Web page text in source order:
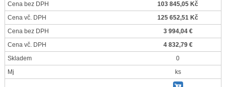
Cena bez DPH
103 845,05 Kč
Cena vč. DPH
125 652,51 Kč
Cena bez DPH
3 994,04 €
Cena vč. DPH
4 832,79 €
Skladem
0
Mj
ks